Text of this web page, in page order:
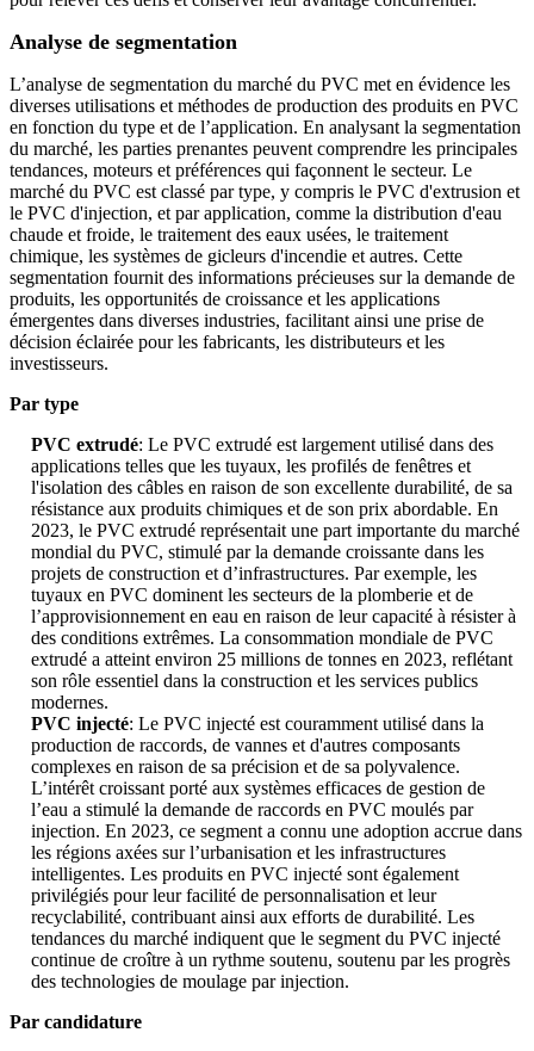
Analyse de segmentation
L’analyse de segmentation du marché du PVC met en évidence les
diverses utilisations et méthodes de production des produits en PVC
en fonction du type et de l’application. En analysant la segmentation
du marché, les parties prenantes peuvent comprendre les principales
tendances, moteurs et préférences qui façonnent le secteur. Le
marché du PVC est classé par type, y compris le PVC d'extrusion et
le PVC d'injection, et par application, comme la distribution d'eau
chaude et froide, le traitement des eaux usées, le traitement
chimique, les systèmes de gicleurs d'incendie et autres. Cette
segmentation fournit des informations précieuses sur la demande de
produits, les opportunités de croissance et les applications
émergentes dans diverses industries, facilitant ainsi une prise de
décision éclairée pour les fabricants, les distributeurs et les
investisseurs.
Par type
PVC extrudé: Le PVC extrudé est largement utilisé dans des
applications telles que les tuyaux, les profilés de fenêtres et
l'isolation des câbles en raison de son excellente durabilité, de sa
résistance aux produits chimiques et de son prix abordable. En
2023, le PVC extrudé représentait une part importante du marché
mondial du PVC, stimulé par la demande croissante dans les
projets de construction et d’infrastructures. Par exemple, les
tuyaux en PVC dominent les secteurs de la plomberie et de
l’approvisionnement en eau en raison de leur capacité à résister à
des conditions extrêmes. La consommation mondiale de PVC
extrudé a atteint environ 25 millions de tonnes en 2023, reflétant
son rôle essentiel dans la construction et les services publics
modernes.
PVC injecté: Le PVC injecté est couramment utilisé dans la
production de raccords, de vannes et d'autres composants
complexes en raison de sa précision et de sa polyvalence.
L’intérêt croissant porté aux systèmes efficaces de gestion de
l’eau a stimulé la demande de raccords en PVC moulés par
injection. En 2023, ce segment a connu une adoption accrue dans
les régions axées sur l’urbanisation et les infrastructures
intelligentes. Les produits en PVC injecté sont également
privilégiés pour leur facilité de personnalisation et leur
recyclabilité, contribuant ainsi aux efforts de durabilité. Les
tendances du marché indiquent que le segment du PVC injecté
continue de croître à un rythme soutenu, soutenu par les progrès
des technologies de moulage par injection.
Par candidature